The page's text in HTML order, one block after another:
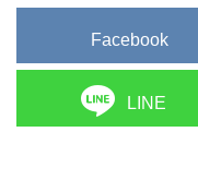
Facebook
LINE